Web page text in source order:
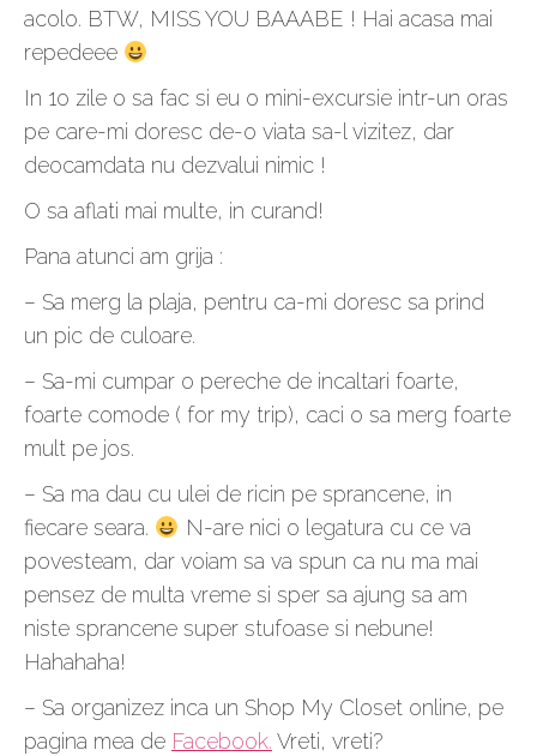
acolo. BTW, MISS YOU BAAABE ! Hai acasa mai
repedeee
In 1o zile o sa fac si eu o mini-excursie intr-un oras
pe care-mi doresc de-o viata sa-l vizitez, dar
deocamdata nu dezvalui nimic !
O sa aflati mai multe, in curand!
Pana atunci am grija :
– Sa merg la plaja, pentru ca-mi doresc sa prind
un pic de culoare.
– Sa-mi cumpar o pereche de incaltari foarte,
foarte comode ( for my trip), caci o sa merg foarte
mult pe jos.
– Sa ma dau cu ulei de ricin pe sprancene, in
fiecare seara.
N-are nici o legatura cu ce va
povesteam, dar voiam sa va spun ca nu ma mai
pensez de multa vreme si sper sa ajung sa am
niste sprancene super stufoase si nebune!
Hahahaha!
– Sa organizez inca un Shop My Closet online, pe
pagina mea de Facebook. Vreti, vreti?